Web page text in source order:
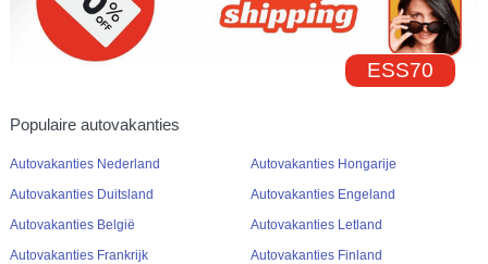
ESS70
Populaire autovakanties
Autovakanties Nederland
Autovakanties Duitsland
Autovakanties België
Autovakanties Frankrijk
Autovakanties Hongarije
Autovakanties Engeland
Autovakanties Letland
Autovakanties Finland